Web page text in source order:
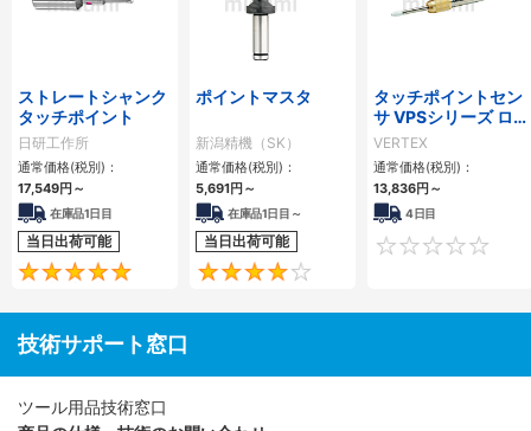
ストレートシャンク
タッチポイント
日研工作所
通常価格(税別)：
17,549円～
在庫品1日目
当日出荷可能
5
ポイントマスタ
新潟精機（SK）
通常価格(税別)：
5,691円～
在庫品1日目～
当日出荷可能
タッチポイントセン
サ VPSシリーズ ロ
ング・ショート2本
セット
VERTEX
通常価格(税別)：
13,836円～
4日目
技術サポート窓口
ツール用品技術窓口